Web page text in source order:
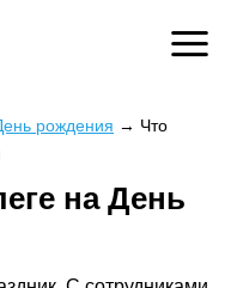
рождения → Что
на День